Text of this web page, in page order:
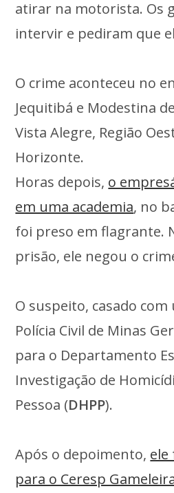
atirar na motorista. Os
intervir e pediram que
O crime aconteceu no
Jequitibá e Modestina
Vista Alegre, Região
Horizonte.
Horas depois, o
em uma academia, no
foi preso em flagrante.
prisão, ele negou o
O suspeito, casado com
Polícia Civil de Minas
para o Departamento
Investigação de
Pessoa (DHPP).
Após o depoimento,
para o Ceresp